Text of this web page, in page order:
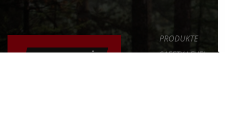
PRODUKTE
SAFETY LEVEL